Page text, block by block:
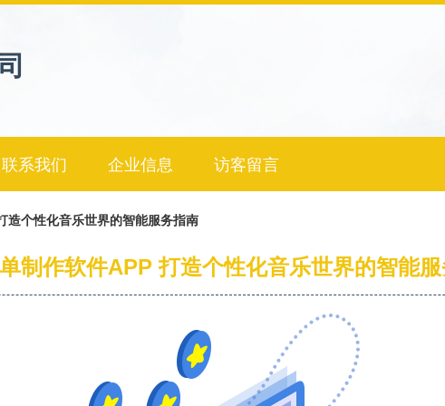
联系我们 企业信息 访客留言
造个性化音乐世界的智能服务指南
制作软件APP 打造个性化音乐世界的智能